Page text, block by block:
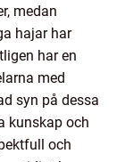
medan
hajar har
har en
med
syn på dessa
kunskap och
och